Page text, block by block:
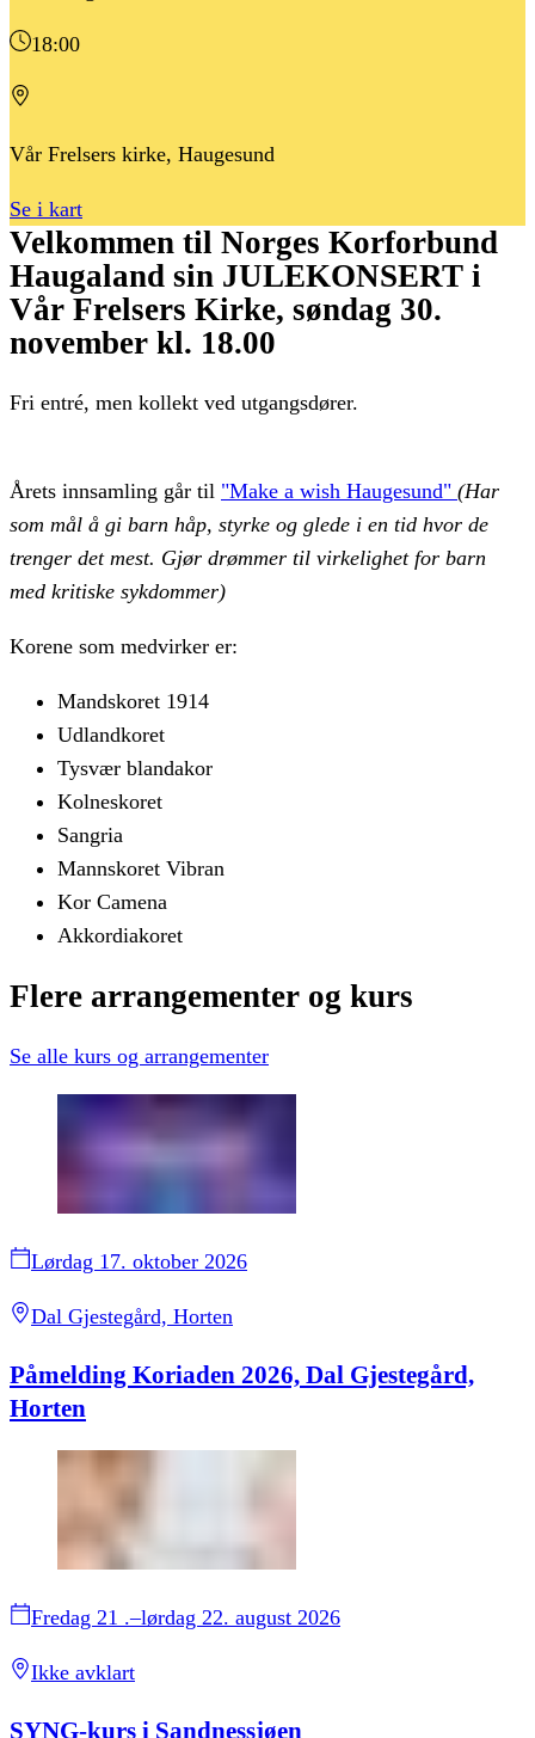
18:00
Vår Frelsers kirke, Haugesund
Se i kart
Velkommen til Norges Korforbund
Haugaland sin JULEKONSERT i
Vår Frelsers Kirke, søndag 30.
november kl. 18.00
Fri entré, men kollekt ved utgangsdører.
Årets innsamling går til "Make a wish Haugesund" (Har
som mål å gi barn håp, styrke og glede i en tid hvor de
trenger det mest. Gjør drømmer til virkelighet for barn
med kritiske sykdommer)
Korene som medvirker er:
Mandskoret 1914
Udlandkoret
Tysvær blandakor
Kolneskoret
Sangria
Mannskoret Vibran
Kor Camena
Akkordiakoret
Flere arrangementer og kurs
Se alle kurs og arrangementer
Lørdag 17. oktober 2026
Dal Gjestegård, Horten
Påmelding Koriaden 2026, Dal Gjestegård,
Horten
Fredag 21 .–lørdag 22. august 2026
Ikke avklart
SYNG-kurs i Sandnessjøen